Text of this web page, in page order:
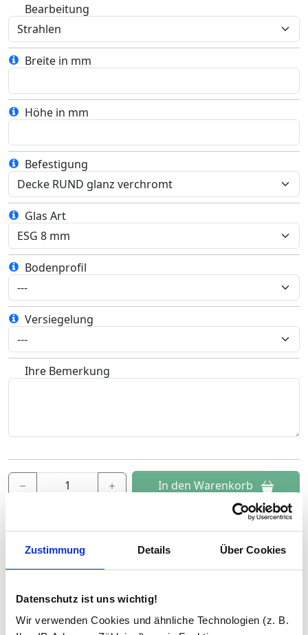
Zustimmung Details Über Cookies
Datenschutz ist uns wichtig!
Wir verwenden Cookies und ähnliche Technologien (z. B.
Bearbeitung
Breite in mm
Höhe in mm
Befestigung
Glas Art
Bodenprofil
Versiegelung
Ihre Bemerkung
In den Warenkorb
Beratung und Support:
Unsere Glas-Experten beraten Sie gern kostenlos per
E-Mail
oder Telefon unter
08:00–16:00 Uhr für Sie da.